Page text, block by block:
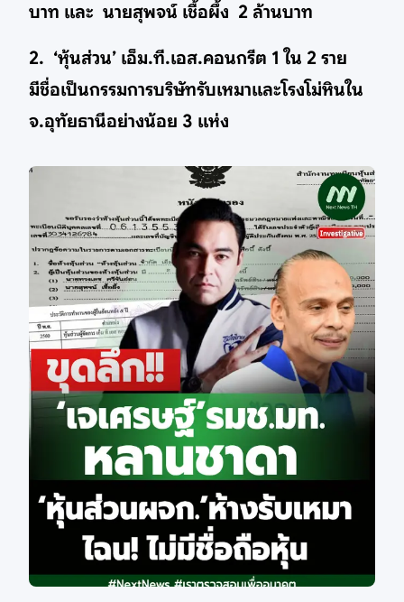
บาท และ นายสุพจน์ เชื้อผึ้ง 2 ล้านบาท
2. ‘หุ้นส่วน’ เอ็ม.ที.เอส.คอนกรีต 1 ใน 2 ราย
มีชื่อเป็นกรรมการบริษัทรับเหมาและโรงโม่หินใน
จ.อุทัยธานีอย่างน้อย 3 แห่ง